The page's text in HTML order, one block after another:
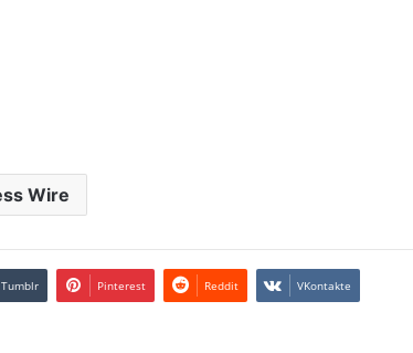
Wire
Tumblr Pinterest Reddit VKontakte